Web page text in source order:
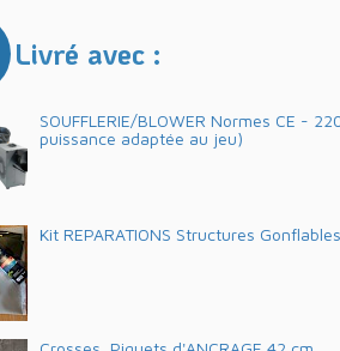
Livré avec :
SOUFFLERIE/BLOWER Normes CE -
puissance adaptée au jeu)
Kit REPARATIONS Structures